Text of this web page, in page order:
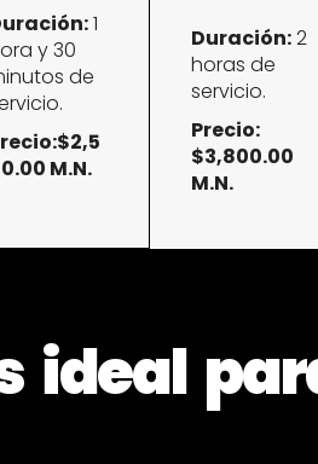
1
y 30
de
M.N.
Duración:2
horas de
servicio.
Precio:
$3,800.00
M.N.
ideal